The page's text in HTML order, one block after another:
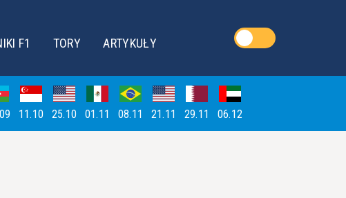
F1 TORY ARTYKUŁY
11.10 25.10 01.11 08.11 21.11 29.11 06.12